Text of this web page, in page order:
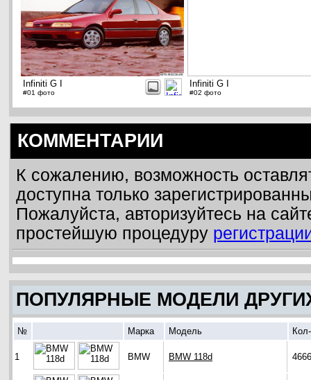
Infiniti G I
#01 фото
Infiniti G I
#02 фото
КОММЕНТАРИИ
К сожалению, возможность
доступна только
Пожалуйста, авторизуйтесь на
простейшую процедуру
ПОПУЛЯРНЫЕ МОДЕЛИ
№ Марка Модель
1 BMW BMW 118d